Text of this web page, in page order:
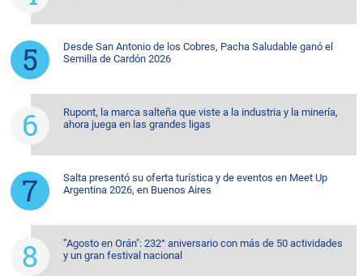
Desde San Antonio de los Cobres, Pacha Saludable ganó el
Semilla de Cardón 2026
Rupont, la marca salteña que viste a la industria y la minería,
ahora juega en las grandes ligas
Salta presentó su oferta turística y de eventos en Meet Up
Argentina 2026, en Buenos Aires
”Agosto en Orán": 232° aniversario con más de 50 actividades
y un gran festival nacional